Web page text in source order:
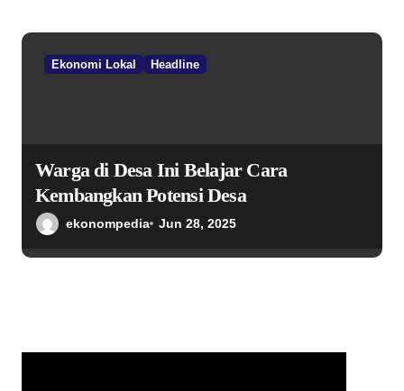
Ekonomi Lokal Headline
Warga di Desa Ini Belajar Cara
Kembangkan Potensi Desa
ekonompedia Jun 28, 2025